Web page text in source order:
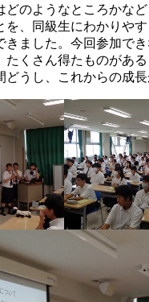
どのようなところかな
を、同級生にわかりや
きました。今回参加で
たくさん得たものがあ
うし、これからの成長